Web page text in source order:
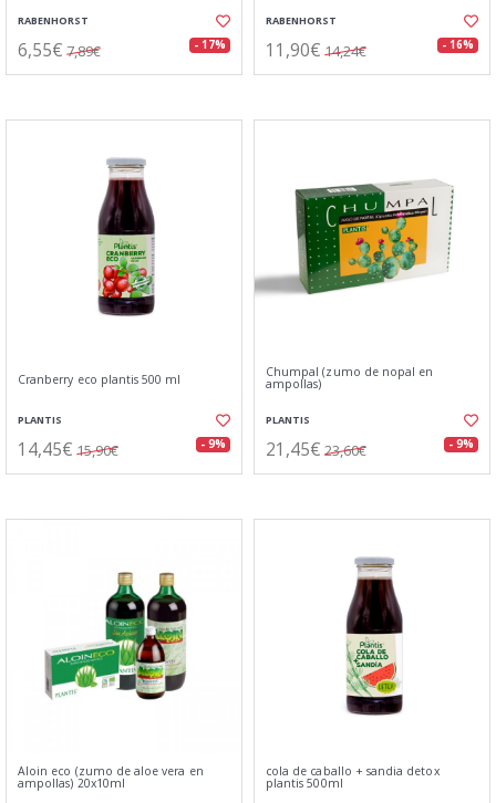
RABENHORST
6,55€ 7,89€ - 17%
RABENHORST
11,90€ 14,24€ - 16%
Cranberry eco plantis 500 ml
PLANTIS
14,45€ 15,90€ - 9%
Chumpal (zumo de nopal en
ampollas)
PLANTIS
21,45€ 23,60€ - 9%
Aloin eco (zumo de aloe vera en
ampollas) 20x10ml
cola de caballo + sandia detox
plantis 500ml